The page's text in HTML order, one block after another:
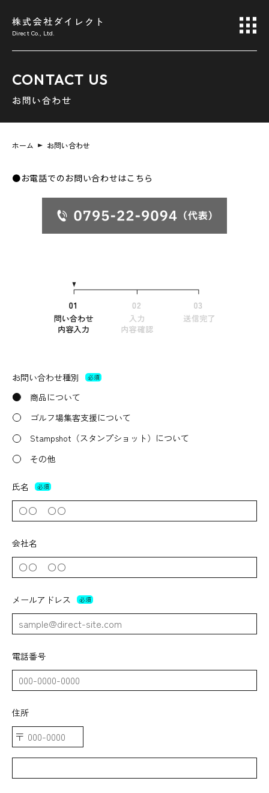
株式会社ダイレクト
Direct Co., Ltd.
CONTACT US
お問い合わせ
ホーム お問い合わせ
●お電話でのお問い合わせはこちら
お問い合わせ種別 必須
商品について
ゴルフ場集客支援について
Stampshot（スタンプショット）について
その他
氏名 必須
会社名
メールアドレス 必須
電話番号
住所